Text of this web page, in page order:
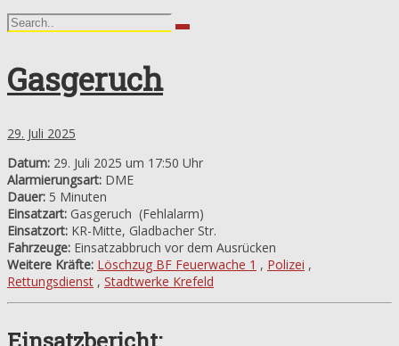
Gasgeruch
29. Juli 2025
Datum: 29. Juli 2025 um 17:50 Uhr
Alarmierungsart: DME
Dauer: 5 Minuten
Einsatzart: Gasgeruch (Fehlalarm)
Einsatzort: KR-Mitte, Gladbacher Str.
Fahrzeuge: Einsatzabbruch vor dem Ausrücken
Weitere Kräfte: Löschzug BF Feuerwache 1 , Polizei ,
Rettungsdienst , Stadtwerke Krefeld